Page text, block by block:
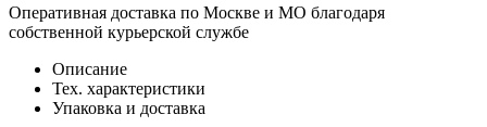
Оперативная доставка по Москве и МО благодаря
собственной курьерской службе
Описание
Тех. характеристики
Упаковка и доставка